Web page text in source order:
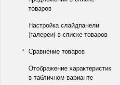
товаров
Настройка слайдпанели
(галереи) в списке товаров
Сравнение товаров
Отображение характеристик
в табличном варианте